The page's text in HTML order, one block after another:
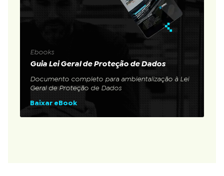
Ebooks
Guia Lei Geral de Proteção de Dados
Documento completo para ambientalização à Lei
Geral de Proteção de Dados
Baixar eBook